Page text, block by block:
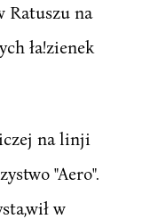
Ratuszu na
ła!zienek
na linji
"Aero".
w